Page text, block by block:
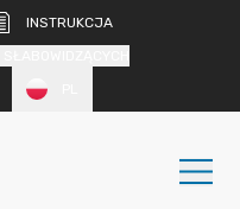
INSTRUKCJA